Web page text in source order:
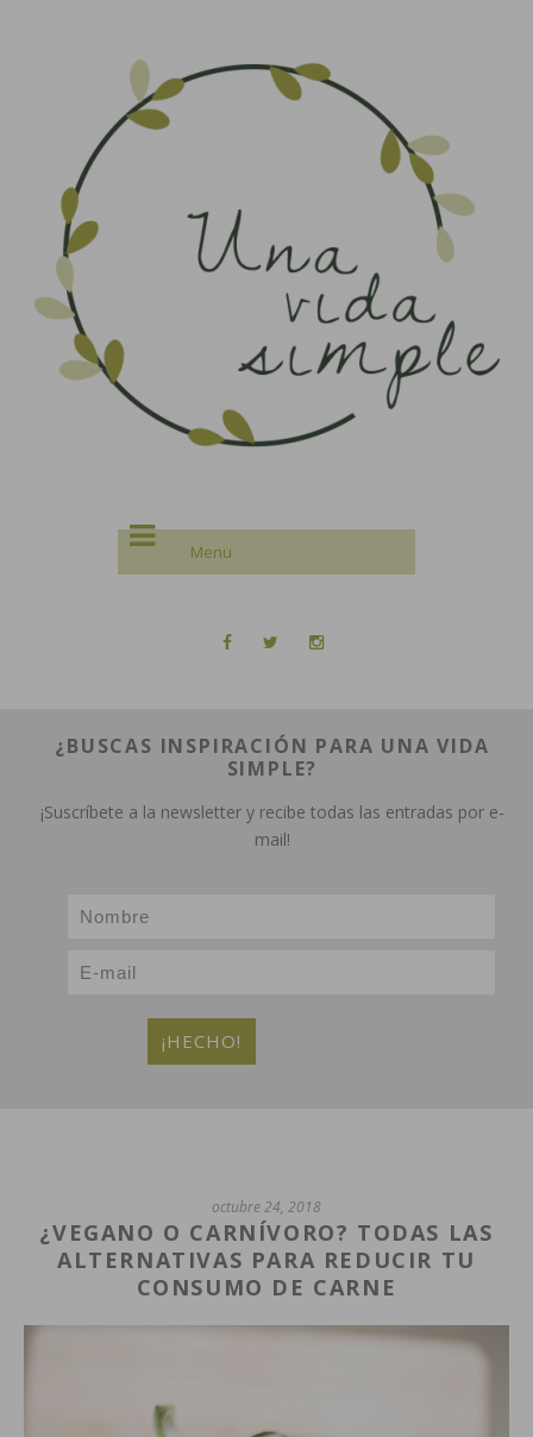
¿BUSCAS INSPIRACIÓN PARA UNA VIDA
SIMPLE?
¡Suscríbete a la newsletter y recibe todas las entradas por e-
mail!
octubre 24, 2018
¿VEGANO O CARNÍVORO? TODAS LAS
ALTERNATIVAS PARA REDUCIR TU
CONSUMO DE CARNE